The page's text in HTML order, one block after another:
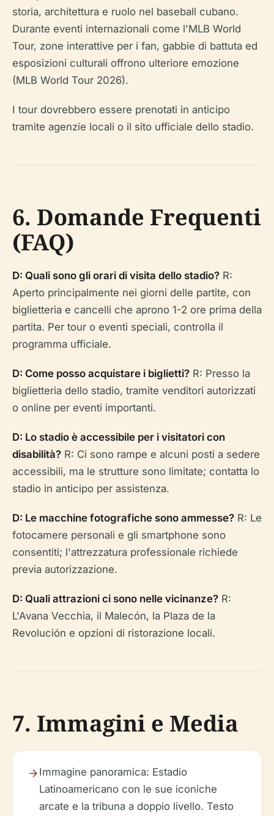
storia, architettura e ruolo nel baseball cubano.
Durante eventi internazionali come l'MLB World
Tour, zone interattive per i fan, gabbie di battuta ed
esposizioni culturali offrono ulteriore emozione
(MLB World Tour 2026).
I tour dovrebbero essere prenotati in anticipo
tramite agenzie locali o il sito ufficiale dello stadio.
6. Domande Frequenti
(FAQ)
D: Quali sono gli orari di visita dello stadio? R:
Aperto principalmente nei giorni delle partite, con
biglietteria e cancelli che aprono 1-2 ore prima della
partita. Per tour o eventi speciali, controlla il
programma ufficiale.
D: Come posso acquistare i biglietti? R: Presso la
biglietteria dello stadio, tramite venditori autorizzati
o online per eventi importanti.
D: Lo stadio è accessibile per i visitatori con
disabilità? R: Ci sono rampe e alcuni posti a sedere
accessibili, ma le strutture sono limitate; contatta lo
stadio in anticipo per assistenza.
D: Le macchine fotografiche sono ammesse? R: Le
fotocamere personali e gli smartphone sono
consentiti; l'attrezzatura professionale richiede
previa autorizzazione.
D: Quali attrazioni ci sono nelle vicinanze? R:
L'Avana Vecchia, il Malecón, la Plaza de la
Revolución e opzioni di ristorazione locali.
7. Immagini e Media
Immagine panoramica: Estadio
Latinoamericano con le sue iconiche
arcate e la tribuna a doppio livello. Testo